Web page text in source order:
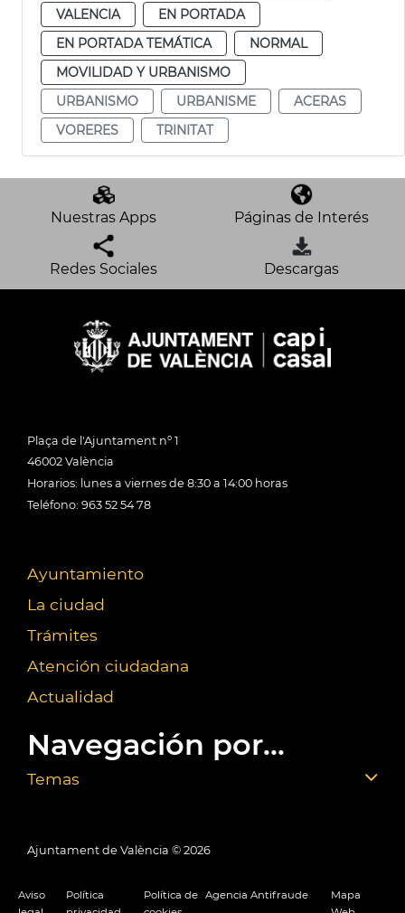
VALENCIA
EN PORTADA
EN PORTADA TEMÁTICA
NORMAL
MOVILIDAD Y URBANISMO
URBANISMO
URBANISME
ACERAS
VORERES
TRINITAT
Nuestras Apps Páginas de Interés
Redes Sociales Descargas
Plaça de l'Ajuntament nº 1
46002 València
Horarios: lunes a viernes de 8:30 a 14:00 horas
Teléfono: 963 52 54 78
Ayuntamiento
La ciudad
Trámites
Atención ciudadana
Actualidad
Navegación por...
Temas
Ajuntament de València © 2026
Aviso
Política
Política de Agencia Antifraude
Mapa